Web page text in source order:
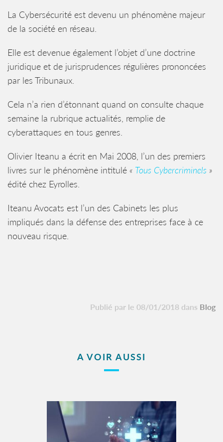
La Cybersécurité est devenu un phénomène majeur
de la société en réseau.
Elle est devenue également l’objet d’une doctrine
juridique et de jurisprudences régulières prononcées
par les Tribunaux.
Cela n’a rien d’étonnant quand on consulte chaque
semaine la rubrique actualités, remplie de
cyberattaques en tous genres.
Olivier Iteanu a écrit en Mai 2008, l’un des premiers
livres sur le phénomène intitulé « Tous Cybercriminels »
édité chez Eyrolles.
Iteanu Avocats est l’un des Cabinets les plus
impliqués dans la défense des entreprises face à ce
nouveau risque.
Publié par le 08/01/2018 dans Blog
A VOIR AUSSI